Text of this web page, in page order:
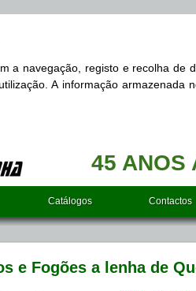
a navegação, registo e recolha de
A informação armazenada
45 ANOS
Catálogos Contactos
e Fogões a lenha de